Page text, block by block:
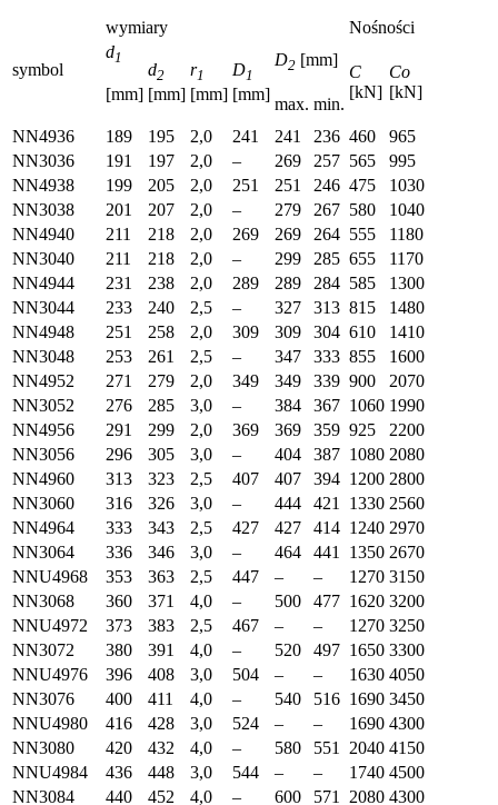
symbol
wymiary
Nośności
d1
[mm]
d2
[mm]
r1
[mm]
D1
[mm]
D2 [mm]
C
[kN]
Co
[kN]
max. min.
NN4936
189 195 2,0 241 241 236 460
965
NN3036
191 197 2,0 – 269 257 565
995
NN4938
199 205 2,0 251 251 246 475
1030
NN3038
201 207 2,0 – 279 267 580
1040
NN4940
211 218 2,0 269 269 264 555
1180
NN3040
211 218 2,0 – 299 285 655
1170
NN4944
231 238 2,0 289 289 284 585
1300
NN3044
233 240 2,5 – 327 313 815
1480
NN4948
251 258 2,0 309 309 304 610
1410
NN3048
253 261 2,5 – 347 333 855
1600
NN4952
271 279 2,0 349 349 339 900
2070
NN3052
276 285 3,0 – 384 367 1060 1990
NN4956
291 299 2,0 369 369 359 925
2200
NN3056
296 305 3,0 – 404 387 1080 2080
NN4960
313 323 2,5 407 407 394 1200 2800
NN3060
316 326 3,0 – 444 421 1330 2560
NN4964
333 343 2,5 427 427 414 1240 2970
NN3064
336 346 3,0 – 464 441 1350 2670
NNU4968
353 363 2,5 447 – – 1270 3150
NN3068
360 371 4,0 – 500 477 1620 3200
NNU4972
373 383 2,5 467 – – 1270 3250
NN3072
380 391 4,0 – 520 497 1650 3300
NNU4976
396 408 3,0 504 – – 1630 4050
NN3076
400 411 4,0 – 540 516 1690 3450
NNU4980
416 428 3,0 524 – – 1690 4300
NN3080
420 432 4,0 – 580 551 2040 4150
NNU4984
436 448 3,0 544 – – 1740 4500
NN3084
440 452 4,0 – 600 571 2080 4300